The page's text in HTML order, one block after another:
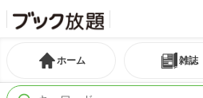
ホーム 雑誌